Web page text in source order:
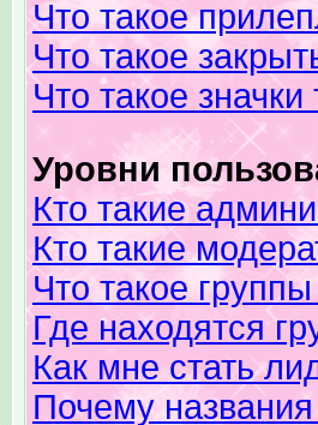
Что такое
Что такое
Что такое значки
Уровни
Кто такие
Кто такие
Что такое
Где находятся
Как мне стать
Почему